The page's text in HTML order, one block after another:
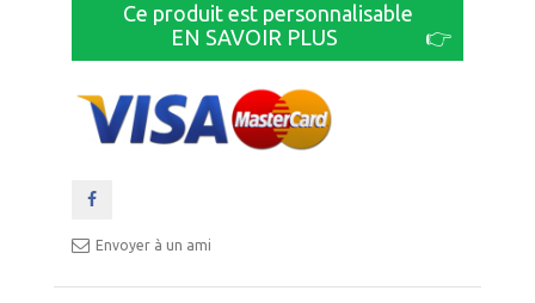
Ce produit est personnalisable
EN SAVOIR PLUS
👉
Envoyer à un ami